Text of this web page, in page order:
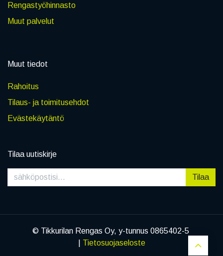
Rengastyöhinnasto
Muut palvelut
Muut tiedot
Rahoitus
Tilaus- ja toimitusehdot
Evästekäytäntö
Tilaa uutiskirje
Tilaa
© Tikkurilan Rengas Oy, y-tunnus 0865402-5
Tietosuojaseloste